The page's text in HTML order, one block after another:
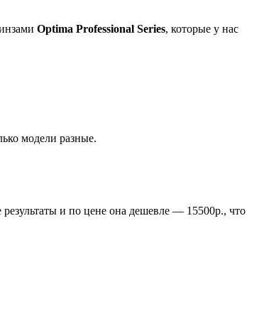
Optima Professional Series, которые у нас
модели разные.
и по цене она дешевле — 15500р., что